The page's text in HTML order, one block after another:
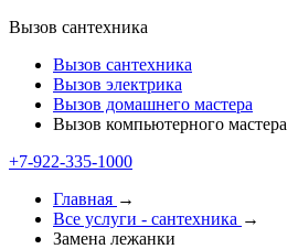
Вызов сантехника
Вызов сантехника
Вызов электрика
Вызов домашнего мастера
Вызов компьютерного мастера
+7-922-335-1000
Главная →
Все услуги - cантехника →
Замена лежанки